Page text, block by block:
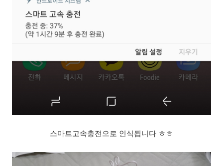
스마트고속충전으로 인식됩니다 ㅎㅎ